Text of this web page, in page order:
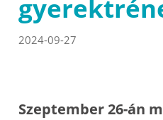
2024-09-27
Szeptember 26-án